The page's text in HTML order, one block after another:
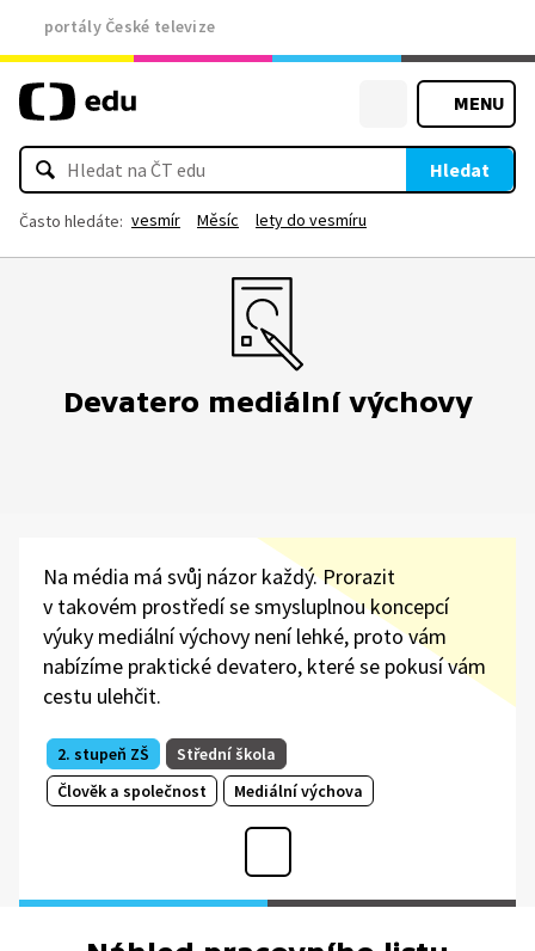
portály České televize
MENU
Hledat
Často hledáte: vesmír Měsíc lety do vesmíru
Devatero mediální výchovy
Na média má svůj názor každý. Prorazit
v takovém prostředí se smysluplnou koncepcí
výuky mediální výchovy není lehké, proto vám
nabízíme praktické devatero, které se pokusí vám
cestu ulehčit.
2. stupeň ZŠ
Střední škola
Člověk a společnost
Mediální výchova